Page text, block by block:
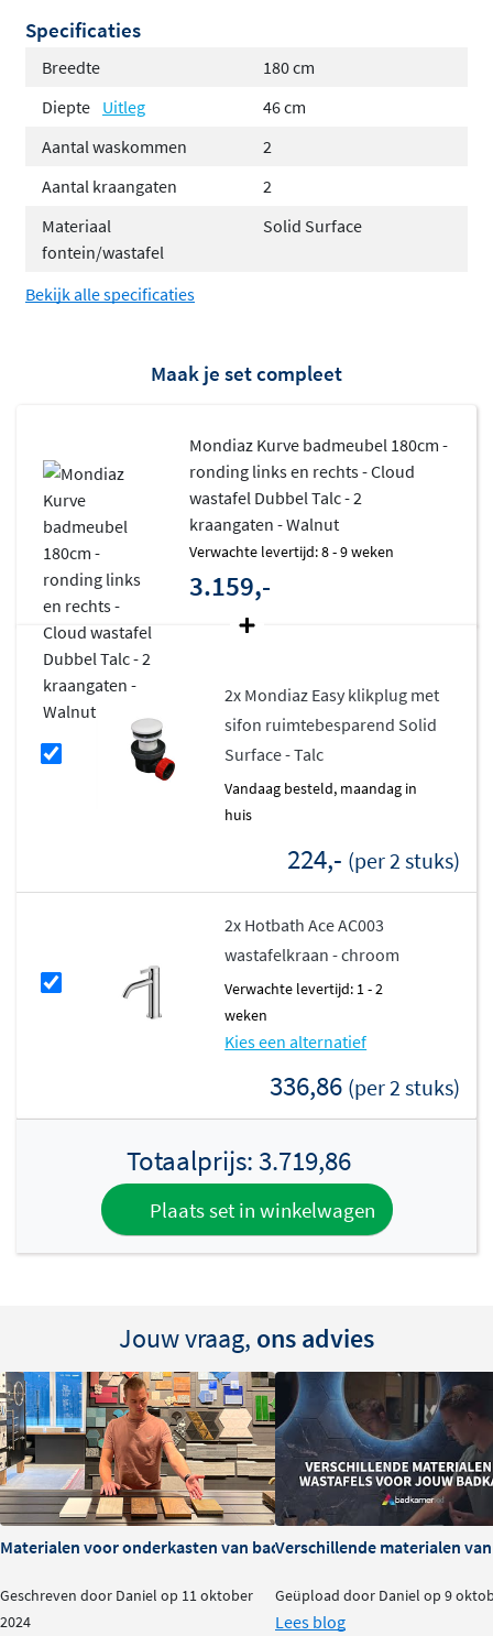
Specificaties
Breedte
180 cm
Diepte Uitleg
46 cm
Aantal waskommen
2
Aantal kraangaten
2
Materiaal
fontein/wastafel
Solid Surface
Bekijk alle specificaties
Maak je set compleet
Mondiaz Kurve badmeubel 180cm -
ronding links en rechts - Cloud
wastafel Dubbel Talc - 2
kraangaten - Walnut
Verwachte levertijd: 8 - 9 weken
3.159,-
2x Mondiaz Easy klikplug met
sifon ruimtebesparend Solid
Surface - Talc
vandaag besteld, maandag in
huis
224,- (per 2 stuks)
2x Hotbath Ace AC003
wastafelkraan - chroom
Verwachte levertijd: 1 - 2
weken
Kies een alternatief
336,86 (per 2 stuks)
Totaalprijs:3.719,86
Plaats set in winkelwagen
Jouw vraag, ons advies
Materialen voor onderkasten van badkamermeubels: voor- en
Geschreven door Daniel op 11 oktober
2024
Verschillende materialen
Geüpload door Daniel op 9
Lees blog